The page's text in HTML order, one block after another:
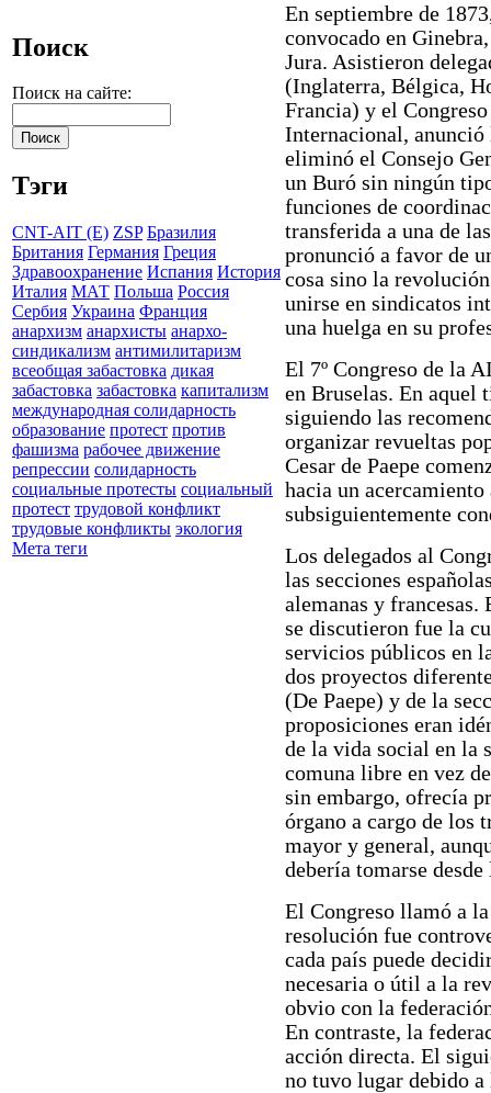
Поиск
Поиск на сайте:
Тэги
CNT-AIT (E) ZSP Бразилия
Британия Германия Греция
Здравоохранение Испания История
Италия МАТ Польша Россия
Сербия Украина Франция
анархизм анархисты анархо-
синдикализм антимилитаризм
всеобщая забастовка дикая
забастовка забастовка капитализм
международная солидарность
образование протест против
фашизма рабочее движение
репрессии солидарность
социальные протесты социальный
протест трудовой конфликт
трудовые конфликты экология
Мета теги
En septiembre de
convocado en
Jura. Asistieron
(Inglaterra, Bélgica,
Francia) y el
Internacional, anunció
eliminó el Consejo
un Buró sin ningún
funciones de
transferida a una de
pronunció a favor de
cosa sino la
unirse en sindicatos
una huelga en su
El 7º Congreso de la
en Bruselas. En aquel
siguiendo las
organizar revueltas
Cesar de Paepe
hacia un
subsiguientemente
Los delegados al
las secciones
alemanas y francesas.
se discutieron fue la
servicios públicos en
dos proyectos
(De Paepe) y de la
proposiciones eran
de la vida social en la
comuna libre en vez
sin embargo, ofrecía
órgano a cargo de los
mayor y general,
debería tomarse
El Congreso llamó a
resolución fue
cada país puede
necesaria o útil a la
obvio con la
En contraste, la
acción directa. El
no tuvo lugar debido a